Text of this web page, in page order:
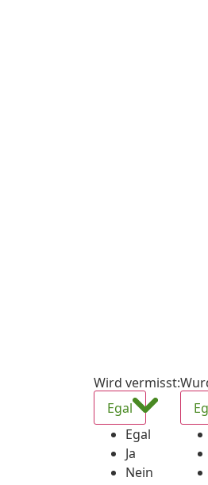
Wird vermisst:
Egal
Egal
Ja
Nein